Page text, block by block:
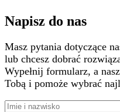
Napisz do nas
Masz pytania dotyczące
lub chcesz dobrać
Wypełnij formularz, a
Tobą i pomoże wybrać